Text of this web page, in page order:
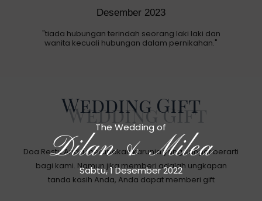
Desember 2023
"tiada hubungan terindah seorang laki laki dan
wanita kecuali hubungan dalam pernikahan."
Wedding Gift
Doa Restu Anda merupakan karunia yang sangat berarti
bagi kami. Namun jika memberi adalah ungkapan
tanda kasih Anda, Anda dapat memberi gift
The Wedding of
Dilan & Milea
Sabtu, 1 Desember 2022